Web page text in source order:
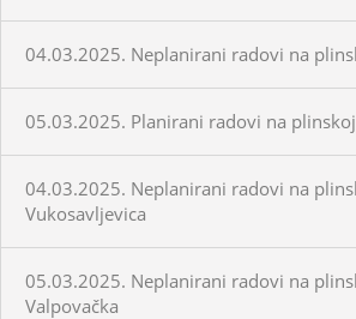
04.03.2025. Neplanirani radovi na
05.03.2025. Planirani radovi na
04.03.2025. Neplanirani radovi na
Vukosavljevica
05.03.2025. Neplanirani radovi na
Valpovačka